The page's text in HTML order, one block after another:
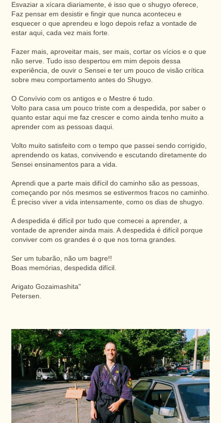
Esvaziar a xícara diariamente, é isso que o shugyo oferece,
Faz pensar em desistir e fingir que nunca aconteceu e
esquecer o que aprendeu e logo depois refaz a vontade de
estar aqui, cada vez mais forte.
Fazer mais, aproveitar mais, ser mais, cortar os vícios e o que
não serve. Tudo isso despertou em mim depois dessa
experiência, de ouvir o Sensei e ter um pouco de visão crítica
sobre meu comportamento antes do Shugyo.
O Convívio com os antigos e o Mestre é tudo.
Volto para casa um pouco triste com a despedida, por saber o
quanto estar aqui me faz crescer e como ainda tenho muito a
aprender com as pessoas daqui.
Volto muito satisfeito com o tempo que passei sendo corrigido,
aprendendo os katas, convivendo e escutando diretamente do
Sensei ensinamentos para a vida.
Aprendi que a parte mais difícil do caminho são as pessoas,
começando por nós mesmos se estivermos fracos no caminho.
É preciso viver a vida intensamente, como os dias de shugyo.
A despedida é difícil por tudo que comecei a aprender, a
vontade de aprender ainda mais. A despedida é difícil porque
conviver com os grandes é o que nos torna grandes.
Ser um tubarão, não um bagre!!
Boas memórias, despedida difícil.
Arigato Gozaimashita"
Petersen.